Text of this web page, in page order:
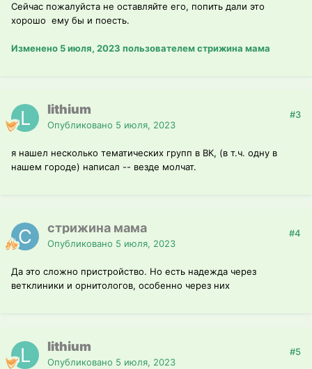
Сейчас пожалуйста не оставляйте его, попить дали это
хорошо ему бы и поесть.
Изменено 5 июля, 2023 пользователем стрижина мама
lithium
Опубликовано 5 июля, 2023
#3
я нашел несколько тематических групп в ВК, (в т.ч. одну в
нашем городе) написал -- везде молчат.
стрижина мама
Опубликовано 5 июля, 2023
#4
Да это сложно пристройство. Но есть надежда через
ветклиники и орнитологов, особенно через них
lithium
Опубликовано 5 июля, 2023
#5